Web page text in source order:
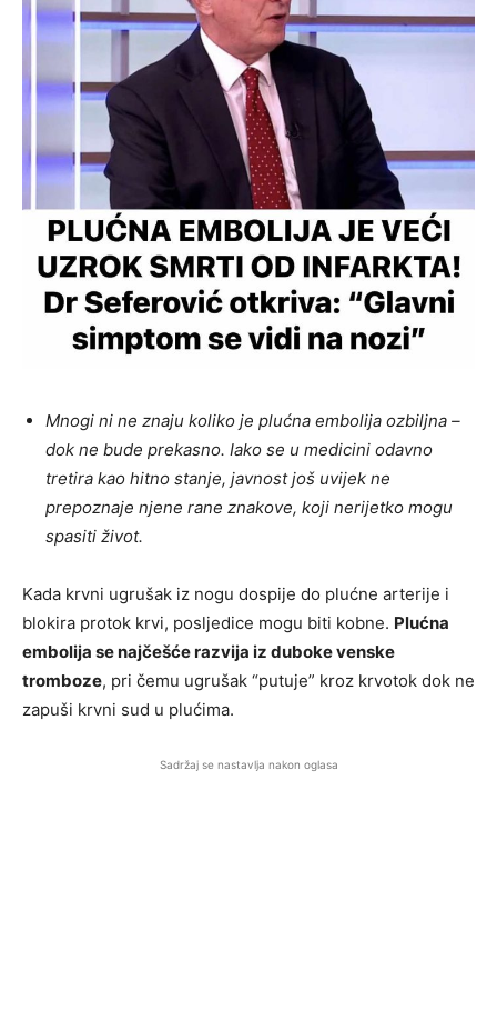
Mnogi ni ne znaju koliko je plućna embolija ozbiljna –
dok ne bude prekasno. Iako se u medicini odavno
tretira kao hitno stanje, javnost još uvijek ne
prepoznaje njene rane znakove, koji nerijetko mogu
spasiti život.
Kada krvni ugrušak iz nogu dospije do plućne arterije i
blokira protok krvi, posljedice mogu biti kobne. Plućna
embolija se najčešće razvija iz duboke venske
tromboze, pri čemu ugrušak “putuje” kroz krvotok dok ne
zapuši krvni sud u plućima.
Sadržaj se nastavlja nakon oglasa